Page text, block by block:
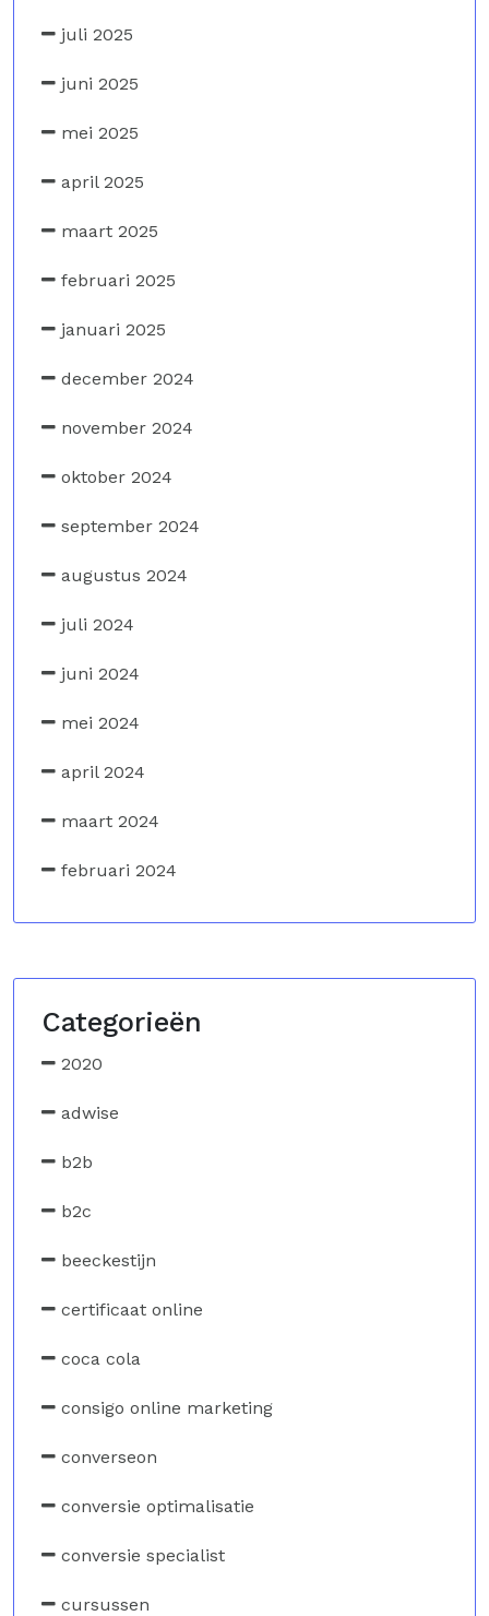
juli 2025
juni 2025
mei 2025
april 2025
maart 2025
februari 2025
januari 2025
december 2024
november 2024
oktober 2024
september 2024
augustus 2024
juli 2024
juni 2024
mei 2024
april 2024
maart 2024
februari 2024
Categorieën
2020
adwise
b2b
b2c
beeckestijn
certificaat online
coca cola
consigo online marketing
converseon
conversie optimalisatie
conversie specialist
cursussen